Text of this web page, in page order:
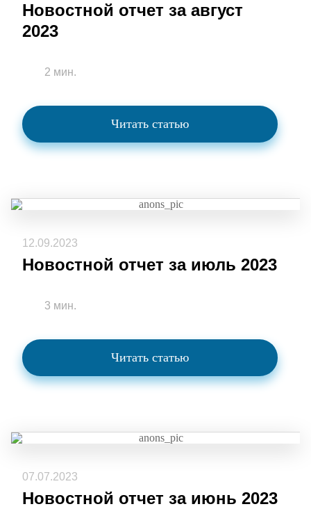
Новостной отчет за август
2023
2 мин.
Читать статью
12.09.2023
Новостной отчет за июль 2023
3 мин.
Читать статью
07.07.2023
Новостной отчет за июнь 2023